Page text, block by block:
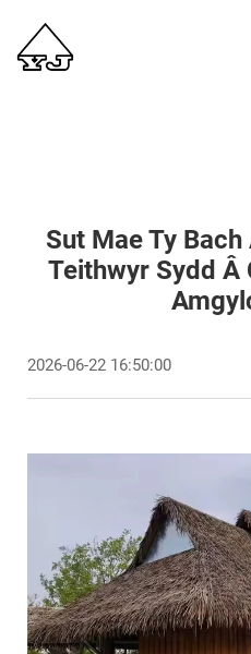
Sut Mae Ty
Teithwyr Sydd Â
2026-06-22 16:50:00